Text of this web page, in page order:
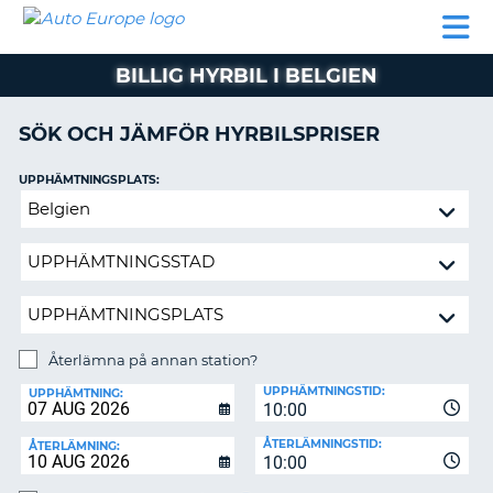
HYRBIL
HYRA
PARTNER
AUTO
EUROPE
HYRBIL
HYRA
MIN
MEDLEMSINFORMATION
ADMINISTRERA
BOKNING
SVERIGE
BILLIG HYRBIL I BELGIEN
SÖK OCH JÄMFÖR HYRBILSPRISER
Återlämna
annan
UPPHÄMTNINGSPLATS:
Återlämna på annan station?
UPPHÄMTNING:
10:00
UPPHÄMTNINGSTID:
ÅTERLÄMNING:
10:00
ÅTERLÄMNINGSTID: